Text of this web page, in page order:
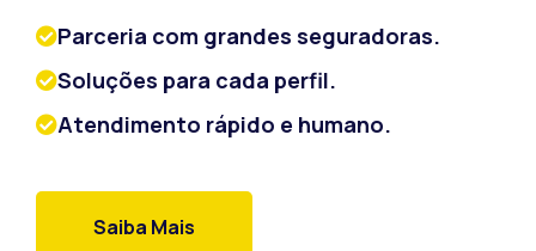
Parceria com grandes seguradoras.
Soluções para cada perfil.
Atendimento rápido e humano.
Saiba Mais